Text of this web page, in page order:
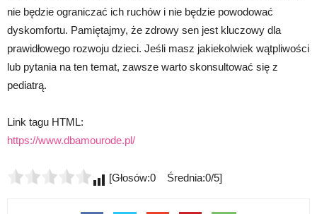
nie będzie ograniczać ich ruchów i nie będzie powodować
dyskomfortu. Pamiętajmy, że zdrowy sen jest kluczowy dla
prawidłowego rozwoju dzieci. Jeśli masz jakiekolwiek wątpliwości
lub pytania na ten temat, zawsze warto skonsultować się z
pediatrą.
Link tagu HTML:
https://www.dbamourode.pl/
[Głosów:0 Średnia:0/5]